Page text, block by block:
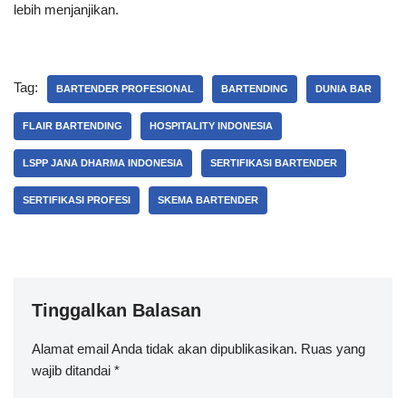
lebih menjanjikan.
Tag: BARTENDER PROFESIONAL BARTENDING DUNIA BAR
FLAIR BARTENDING HOSPITALITY INDONESIA
LSPP JANA DHARMA INDONESIA SERTIFIKASI BARTENDER
SERTIFIKASI PROFESI SKEMA BARTENDER
Tinggalkan Balasan
Alamat email Anda tidak akan dipublikasikan. Ruas yang
wajib ditandai *